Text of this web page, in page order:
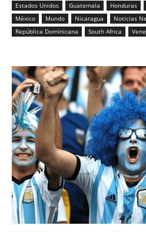
Estados Unidos
Guatemala Honduras
México
Mundo Nicaragua Noticias
República Dominicana
South Africa